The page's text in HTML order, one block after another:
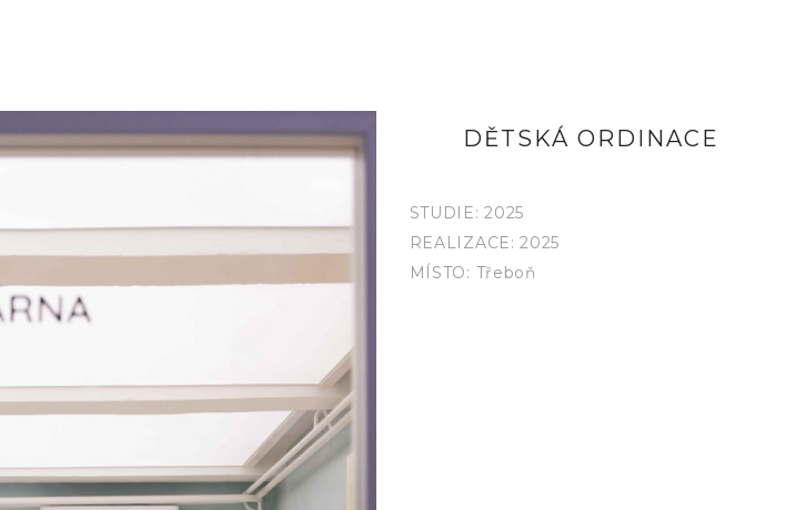
DĚTSKÁ ORDINACE
STUDIE: 2025
REALIZACE: 2025
MÍSTO: Třeboň